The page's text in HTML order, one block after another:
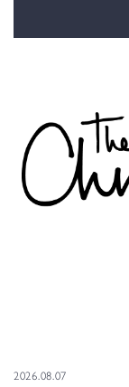
2026.08.07